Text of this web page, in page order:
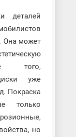
деталей
Она может
того,
уже
Покраска
только
но